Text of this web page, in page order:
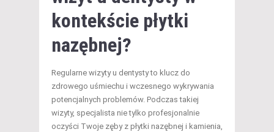
kontekście płytki
nazębnej?
Regularne wizyty u dentysty to klucz do
zdrowego uśmiechu i wczesnego wykrywania
potencjalnych problemów. Podczas takiej
wizyty, specjalista nie tylko profesjonalnie
oczyści Twoje zęby z płytki nazębnej i kamienia,